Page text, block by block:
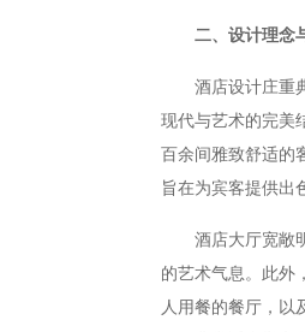
二、设计理念
酒店设计庄重典
现代与艺术的完美
百余间雅致舒适的
旨在为宾客提供出
酒店大厅宽敞明
的艺术气息。此外
人用餐的餐厅，